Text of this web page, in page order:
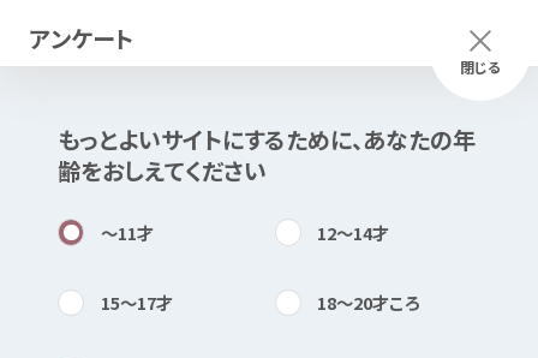
ふりがな つかいかた メニュー
閉じる
アンケート
もっとよいサイトにするために、あなたの年
齢をおしえてください
〜11才 12〜14才
15〜17才 18〜20才ころ
このページは公開情報をもとに
Mexで作成